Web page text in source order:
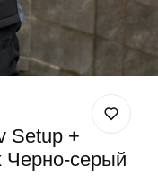
Setup +
Черно-серый